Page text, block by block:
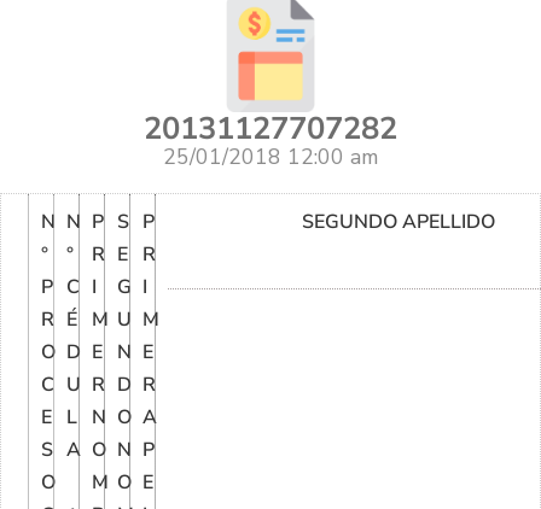
20131127707282
25/01/2018 12:00 am
N
°
P
R
O
C
E
S
O
N
°
C
É
D
U
L
A
P
R
I
M
E
R
N
O
M
S
E
G
U
N
D
O
N
O
P
R
I
M
E
R
A
P
E
SEGUNDO APELLIDO